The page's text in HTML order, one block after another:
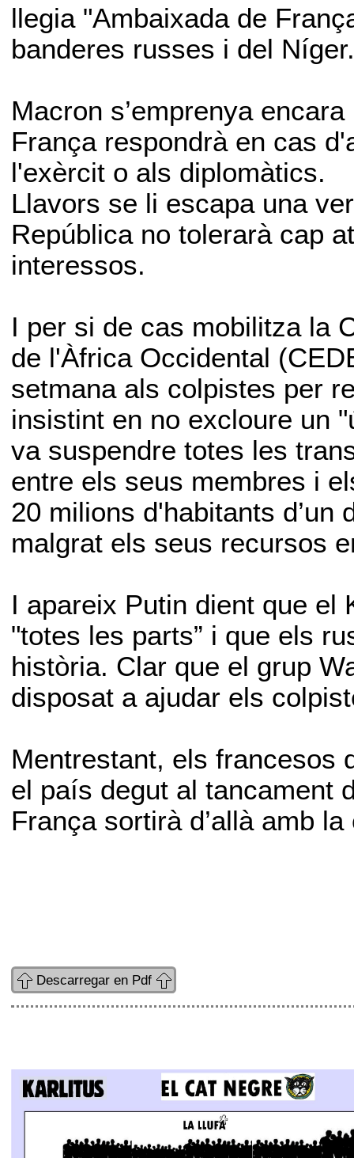
llegia "Ambaixada de
banderes russes i del
Macron s’emprenya
França respondrà en cas
l'exèrcit o als diplomàtics.
Llavors se li escapa una
República no tolerarà cap
interessos.
I per si de cas mobilitza la
de l'Àfrica Occidental
setmana als colpistes per
insistint en no excloure un
va suspendre totes les
entre els seus membres i
20 milions d'habitants
malgrat els seus recursos
I apareix Putin dient que el
"totes les parts” i que els
història. Clar que el grup
disposat a ajudar els
Mentrestant, els francesos
el país degut al tancament
França sortirà d’allà amb
Descarregar en Pdf